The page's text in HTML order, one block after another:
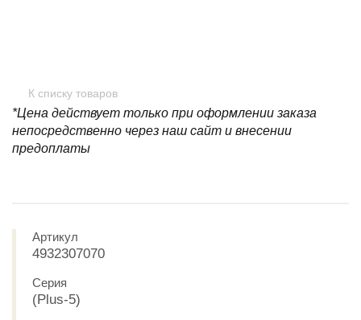
К списку товаров
*Цена действует только при оформлении заказа
непосредственно через наш сайт и внесении
предоплаты
Артикул
4932307070
Серия
(Plus-5)